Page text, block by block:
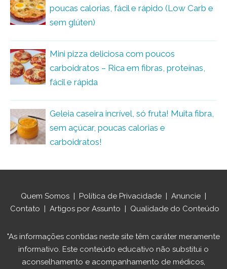
poucas calorias, fácil e rápido (Low Carb e
sem glúten)
Mini pizza deliciosa com poucos
carboidratos – Rica em fibras, proteínas,
fácil e rápida
Geleia caseira incrível, só fruta! Muita fibra,
sem açúcar, poucas calorias e
carboidratos!
Quem Somos | Política de Privacidade | Anuncie |
Contato | Artigos por Assunto | Qualidade do Conteúdo
"As informações contidas neste site têm caráter meramente
informativo. Este conteúdo educativo não substitui o
aconselhamento e acompanhamento de médicos,